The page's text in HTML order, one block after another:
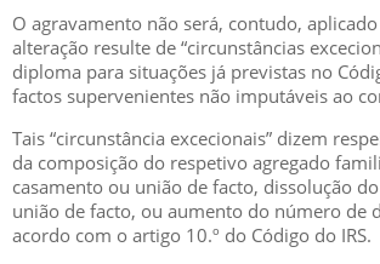
O agravamento não será, contudo,
alteração resulte de “circunstâncias
diploma para situações já previstas no
factos supervenientes não imputáveis ao
Tais “circunstância excecionais” dizem
da composição do respetivo agregado
casamento ou união de facto, dissolução
união de facto, ou aumento do número de
acordo com o artigo 10.º do Código do IRS.